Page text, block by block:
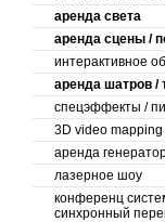
аренда света
аренда сцены /
интерактивное
аренда шатров /
спецэффекты /
3D video mapping
аренда
лазерное шоу
конференц
синхронный